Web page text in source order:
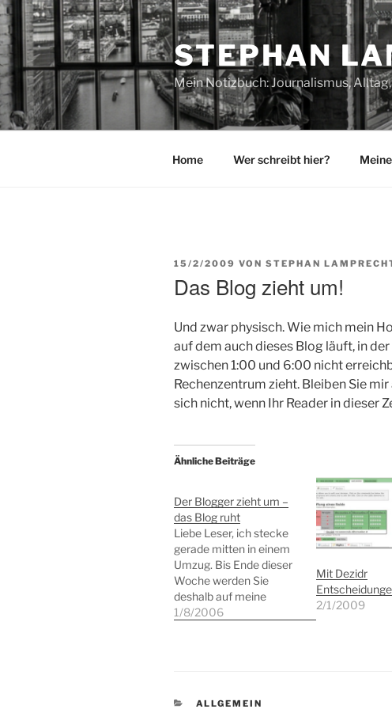
Zum
Inhalt
springen
STEPHAN
Mein Notizbuch: Journalismus,
Home Wer schreibt hier?
VERÖFFENTLICHT
15/2/2009 VON STEPHAN
Das Blog zieht um!
Und zwar physisch. Wie mich mein
auf dem auch dieses Blog läuft, in
zwischen 1:00 und 6:00 nicht
Rechenzentrum zieht. Bleiben Sie
sich nicht, wenn Ihr Reader in dieser
Ähnliche Beiträge
Der Blogger zieht um –
das Blog ruht
Liebe Leser, ich stecke
gerade mitten in einem
Umzug. Bis Ende dieser
Woche werden Sie
deshalb auf meine
Notizen verzichten
1/8/2006
Mit Dezidr
2/1/2009
KATEGORIEN
ALLGEMEIN